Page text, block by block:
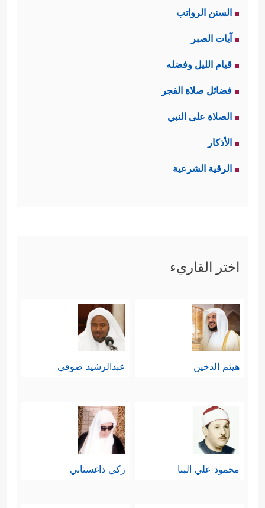
السنن الرواتب
آيات الصبر
قيام الليل وفضله
فضائل صلاة الفجر
الصلاة على النبي
الأذكار
الرقية الشرعية
اختر القاريء
هيثم الدخين عبدالرشيد صوفي
محمود علي البنا زكي داغستاني